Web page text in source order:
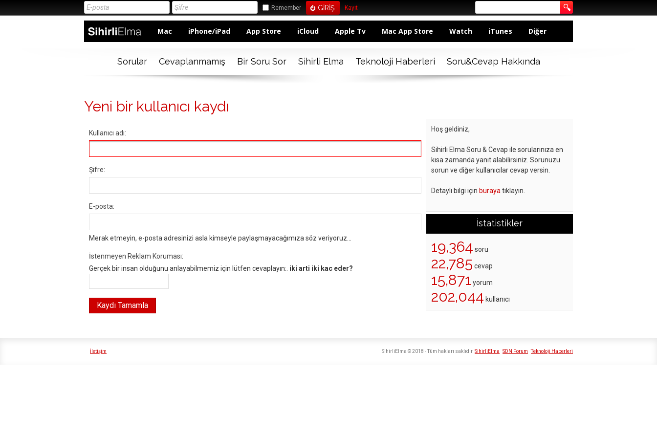
Remember Kayıt
Mac iPhone/iPad App Store iCloud Apple Tv Mac App Store Watch iTunes Diğer
Sorular Cevaplanmamış Bir Soru Sor Sihirli Elma Teknoloji Haberleri Soru&Cevap Hakkında
Yeni bir kullanıcı kaydı
Kullanıcı adı:
Şifre:
E-posta:
Merak etmeyin, e-posta adresinizi asla kimseyle paylaşmayacağımıza söz veriyoruz...
İstenmeyen Reklam Koruması:
Gerçek bir insan olduğunu anlayabilmemiz için lütfen cevaplayın:. iki arti iki kac eder?
Hoş geldiniz,
Sihirli Elma Soru & Cevap ile sorularınıza en
kısa zamanda yanıt alabilirsiniz. Sorunuzu
sorun ve diğer kullanıcılar cevap versin.
Detaylı bilgi için buraya tıklayın.
İstatistikler
19,364 soru
22,785 cevap
15,871 yorum
202,044 kullanıcı
İletişim SihirliElma SDN Forum Teknoloji Haberleri
SihirliElma © 2018 - Tüm hakları saklıdır